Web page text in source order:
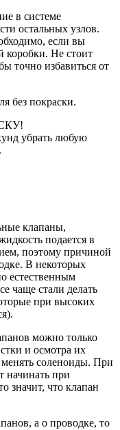
в системе
остальных узлов.
если вы
коробки. Не стоит
точно избавиться от
без покраски.
убрать любую
клапаны,
подается в
поэтому причиной
В некоторых
естественным
чаще стали делать
при высоких
можно только
и осмотра их
соленоиды. При
начинать при
значит, что клапан
а о проводке, то